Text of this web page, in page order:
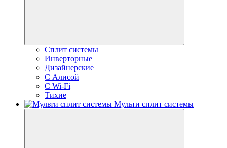
Сплит системы
Инверторные
Дизайнерские
С Алисой
C Wi-Fi
Тихие
Мульти сплит системы